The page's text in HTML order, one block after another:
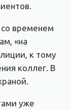
временем
«на
к тому
коллег. В
уже